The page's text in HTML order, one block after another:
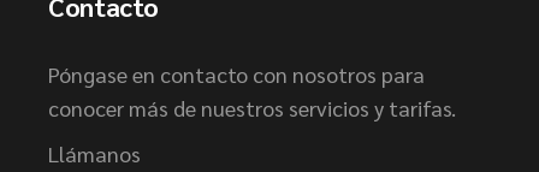
Póngase en contacto con nosotros para
conocer más de nuestros servicios y tarifas.
Llámanos